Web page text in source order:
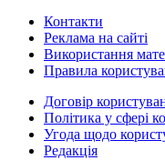
Контакти
Реклама на сайті
Використання
Правила
Договір
Політика у сфері
Угода щодо
Редакція